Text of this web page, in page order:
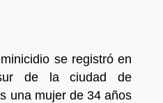
se registró en
de la ciudad de
una mujer de 34 años